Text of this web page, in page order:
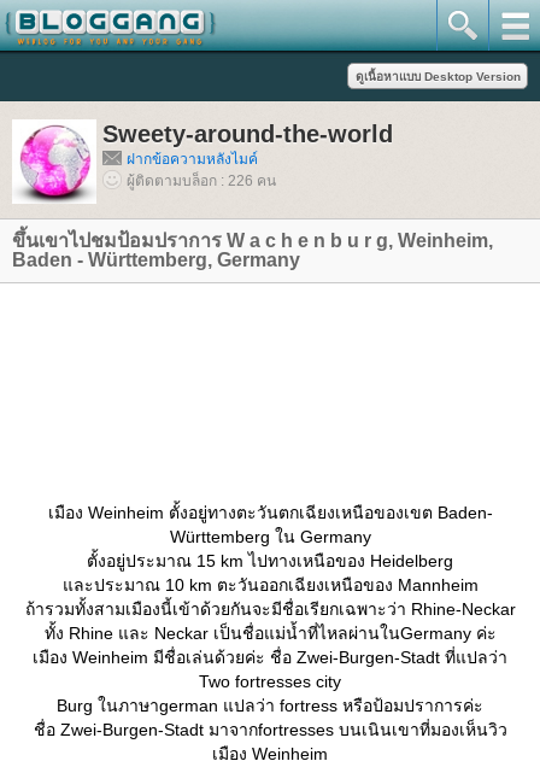
Sweety-around-the-world
ฝากข้อความหลังไมค์
ผู้ติดตามบล็อก : 226 คน
ขึ้นเขาไปชมป้อมปราการ W a c h e n b u r g, Weinheim,
Baden - Württemberg, Germany
เมือง Weinheim ตั้งอยู่ทางตะวันตกเฉียงเหนือของเขต Baden-
Württemberg ใน Germany
ตั้งอยู่ประมาณ 15 km ไปทางเหนือของ Heidelberg
ละประมาณ 10 km ตะวันออกเฉียงเหนือของ Mannheim
ถ้ารวมทั้งสามเมืองนี้เข้าด้วยกันจะมีชื่อเรียกเฉพาะว่า Rhine-Neckar
ทั้ง Rhine และ Neckar เป็นชื่อแม่น้ำที่ไหลผ่านในGermany ค่ะ
เมือง Weinheim มีชื่อเล่นด้วยค่ะ ชื่อ Zwei-Burgen-Stadt ที่แปลว่า
Two fortresses city
Burg ในภาษาgerman แปลว่า fortress หรือป้อมปราการค่ะ
ชื่อ Zwei-Burgen-Stadt มาจากfortresses บนเนินเขาที่มองเห็นวิว
เมือง Weinheim